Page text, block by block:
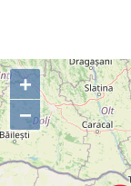
+
−